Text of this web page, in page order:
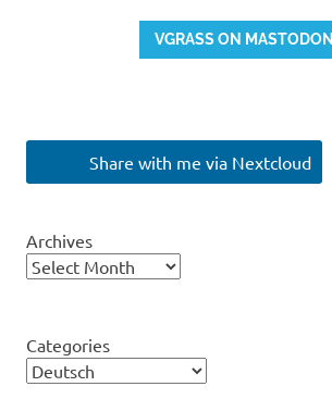
VGRASS ON MASTODON
Share with me via Nextcloud
Archives
Categories